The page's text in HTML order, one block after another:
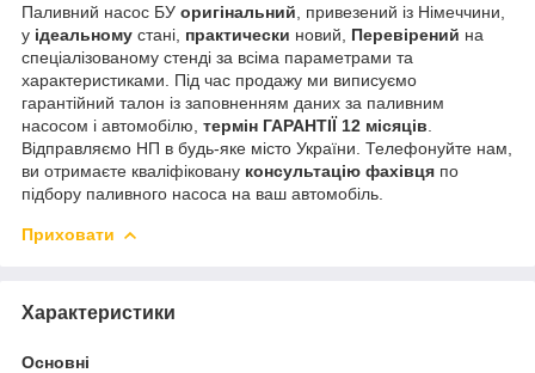
Паливний насос БУ оригінальний , привезений із Німеччини,
у ідеальному стані, практически новий, Перевірений на
спеціалізованому стенді за всіма параметрами та
характеристиками. Під час продажу ми виписуємо
гарантійний талон із заповненням даних за паливним
насосом і автомобілю, термін ГАРАНТІЇ 12 місяців
Відправляємо НП в будь-яке місто України. Телефонуйте нам,
ви отримаєте кваліфіковану консультацію фахівця по
підбору паливного насоса на ваш автомобіль.
Приховати
Характеристики
Основні